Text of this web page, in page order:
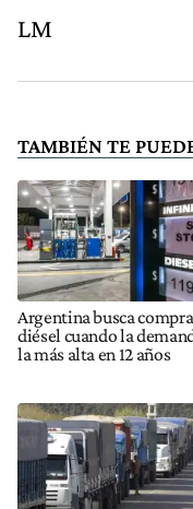
LM
TAMBIÉN TE
Argentina busca
diésel cuando la
la más alta en 12 años